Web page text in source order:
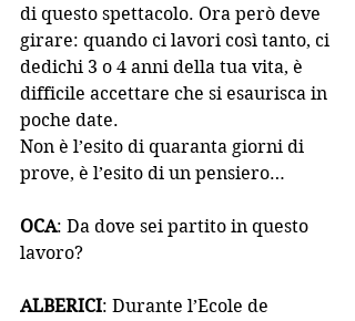
di questo spettacolo. Ora però deve
girare: quando ci lavori così tanto, ci
dedichi 3 o 4 anni della tua vita, è
difficile accettare che si esaurisca in
poche date.
Non è l’esito di quaranta giorni di
prove, è l’esito di un pensiero…
OCA: Da dove sei partito in questo
lavoro?
ALBERICI: Durante l’Ecole de